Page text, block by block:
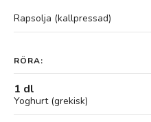
Rapsolja (kallpressad)
RÖRA:
1 dl
Yoghurt (grekisk)